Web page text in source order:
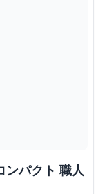
ンパクト 職人